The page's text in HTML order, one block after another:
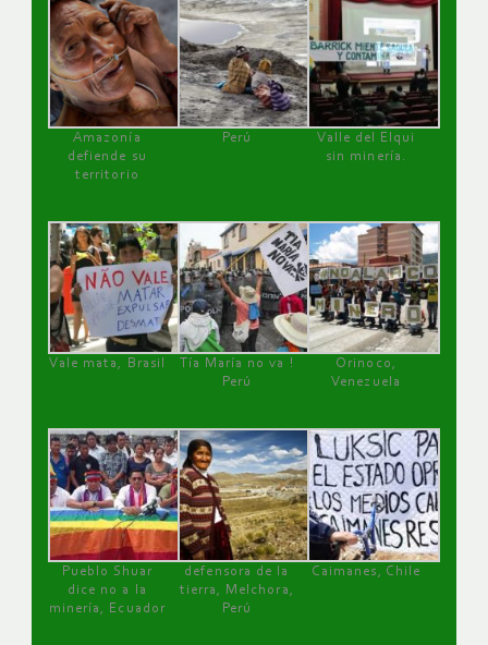
Amazonía
defiende su
territorio
Perú
Valle del Elqui
sin minería.
Vale mata, Brasil
Tía María no va !
Perú
Orinoco,
Venezuela
Pueblo Shuar
dice no a la
minería, Ecuador
defensora de la
tierra, Melchora,
Perú
Caimanes, Chile